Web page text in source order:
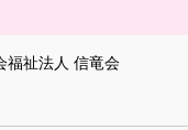
福祉法人 信竜会